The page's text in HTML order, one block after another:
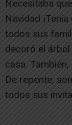
Necesitaba
Navidad
todos sus
decoró el árbol
casa.
De repente,
todos sus